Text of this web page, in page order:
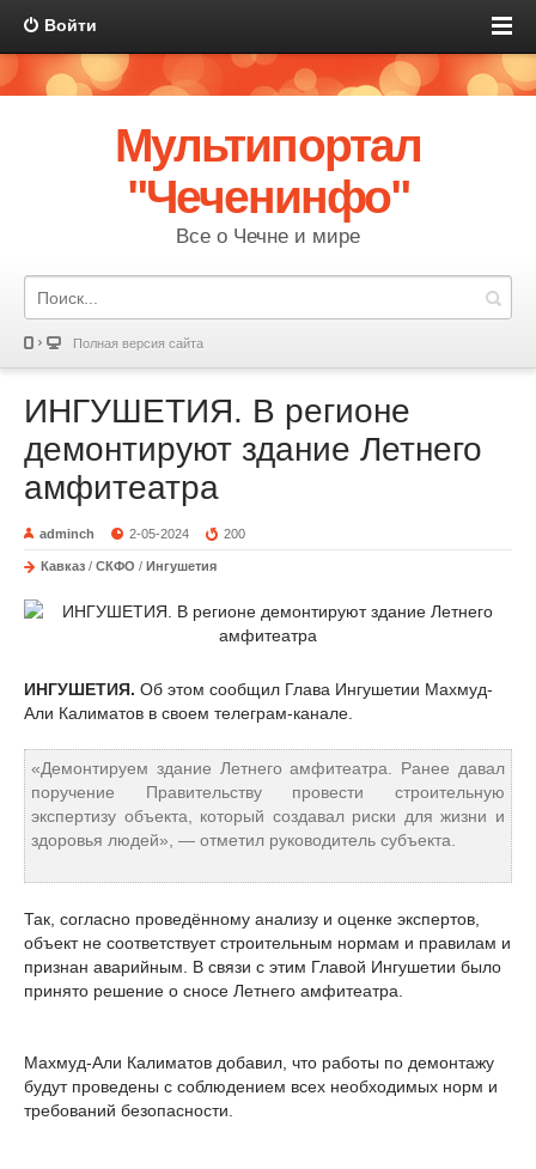
Войти
Мультипортал
"Чеченинфо"
Все о Чечне и мире
Полная версия сайта
ИНГУШЕТИЯ. В регионе
демонтируют здание Летнего
амфитеатра
adminch 2-05-2024 200
Кавказ / СКФО / Ингушетия
ИНГУШЕТИЯ. Об этом сообщил Глава Ингушетии Махмуд-
Али Калиматов в своем телеграм-канале.
«Демонтируем здание Летнего амфитеатра. Ранее давал
поручение Правительству провести строительную
экспертизу объекта, который создавал риски для жизни и
здоровья людей», — отметил руководитель субъекта.
Так, согласно проведённому анализу и оценке экспертов,
объект не соответствует строительным нормам и правилам и
признан аварийным. В связи с этим Главой Ингушетии было
принято решение о сносе Летнего амфитеатра.
Махмуд-Али Калиматов добавил, что работы по демонтажу
будут проведены с соблюдением всех необходимых норм и
требований безопасности.